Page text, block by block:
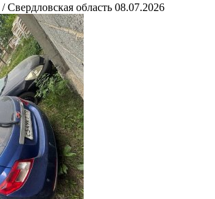
/ Свердловская область 08.07.2026